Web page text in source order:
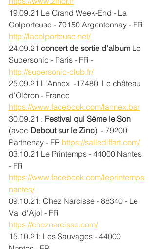
19.09.21 Le Grand Week-End - La
Colporteuse - 79150 Argentonnay - FR
http://lacolporteuse.net/
24.09.21 concert de sortie d'album Le
Supersonic - Paris - FR -
http://supersonic-club.fr/
25.09.21 L'Annex  -17480  Le château
d'Oléron - France
https://www.facebook.com/lannex.bar
30.09.21 : Festival qui Sème le Son
(avec Debout sur le Zinc)  - 79200
Parthenay - FR https://sallediffart.com/
03.10.21 Le Printemps - 44000 Nantes
- FR
https://www.facebook.com/leprintemps
nantes/
09.10.21: Chez Narcisse - 88340 - Le
Val d'Ajol - FR
https://cheznarcisse.com/
15.10.21: Les Sauvages - 44000